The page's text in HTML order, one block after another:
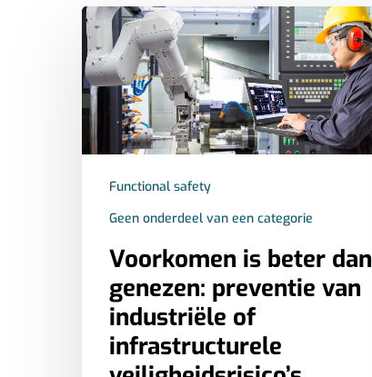
Hit enter to search or ESC to close
Functional safety
Geen onderdeel van een categorie
Voorkomen is beter dan
genezen: preventie van
industriële of
infrastructurele